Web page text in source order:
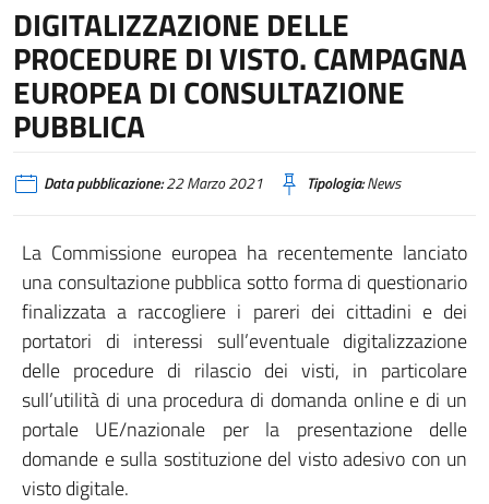
DIGITALIZZAZIONE DELLE
PROCEDURE DI VISTO. CAMPAGNA
EUROPEA DI CONSULTAZIONE
PUBBLICA
Data pubblicazione:22 Marzo 2021 Tipologia:News
La Commissione europea ha recentemente lanciato
una consultazione pubblica sotto forma di questionario
finalizzata a raccogliere i pareri dei cittadini e dei
portatori di interessi sull’eventuale digitalizzazione
delle procedure di rilascio dei visti, in particolare
sull’utilità di una procedura di domanda online e di un
portale UE/nazionale per la presentazione delle
domande e sulla sostituzione del visto adesivo con un
visto digitale.